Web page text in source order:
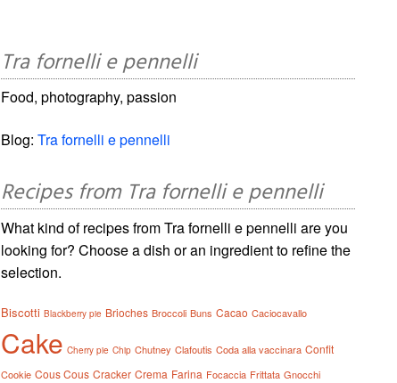
Tra fornelli e pennelli
Food, photography, passion
Blog:Tra fornelli e pennelli
Recipes from Tra fornelli e pennelli
What kind of recipes from Tra fornelli e pennelli are you
looking for? Choose a dish or an ingredient to refine the
selection.
Biscotti Blackberry pie Brioches Broccoli Buns Cacao Caciocavallo
Cake Cherry pie Chip Chutney Clafoutis Coda alla vaccinara Confit
Cookie Cous Cous Cracker Crema Farina Focaccia Frittata Gnocchi